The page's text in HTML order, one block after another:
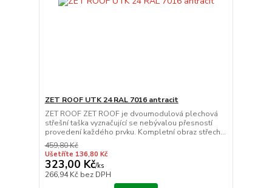
ZET ROOF UTK 24 RAL 7016 antracit
ZET ROOF ZET ROOF je dvoumodulová plechová
střešní taška vyznačující se nebývalou přesností
provedení každého prvku. Kompletní obraz střech...
459,80 Kč
Ušetříte 136,80 Kč
323,00 Kč/ks
266,94 Kč bez DPH